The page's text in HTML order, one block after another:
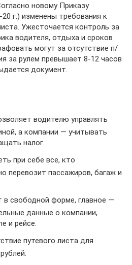
новому Приказу
г.) изменены требования к
Ужесточается контроль за
водителя, отдыха и сроков
могут за отсутствие п/
за рулем превышает 8-12 часов
документ.
водителю управлять
а компании — учитывать
налог.
при себе все, кто
перевозит пассажиров, багаж и
в свободной форме, главное —
данные о компании,
и рейсе.
путевого листа для